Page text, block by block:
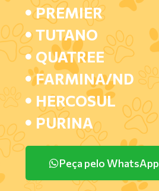
PREMIER
TUTANO
QUATREE
FARMINA/ND
HERCOSUL
PURINA
Peça pelo WhatsApp